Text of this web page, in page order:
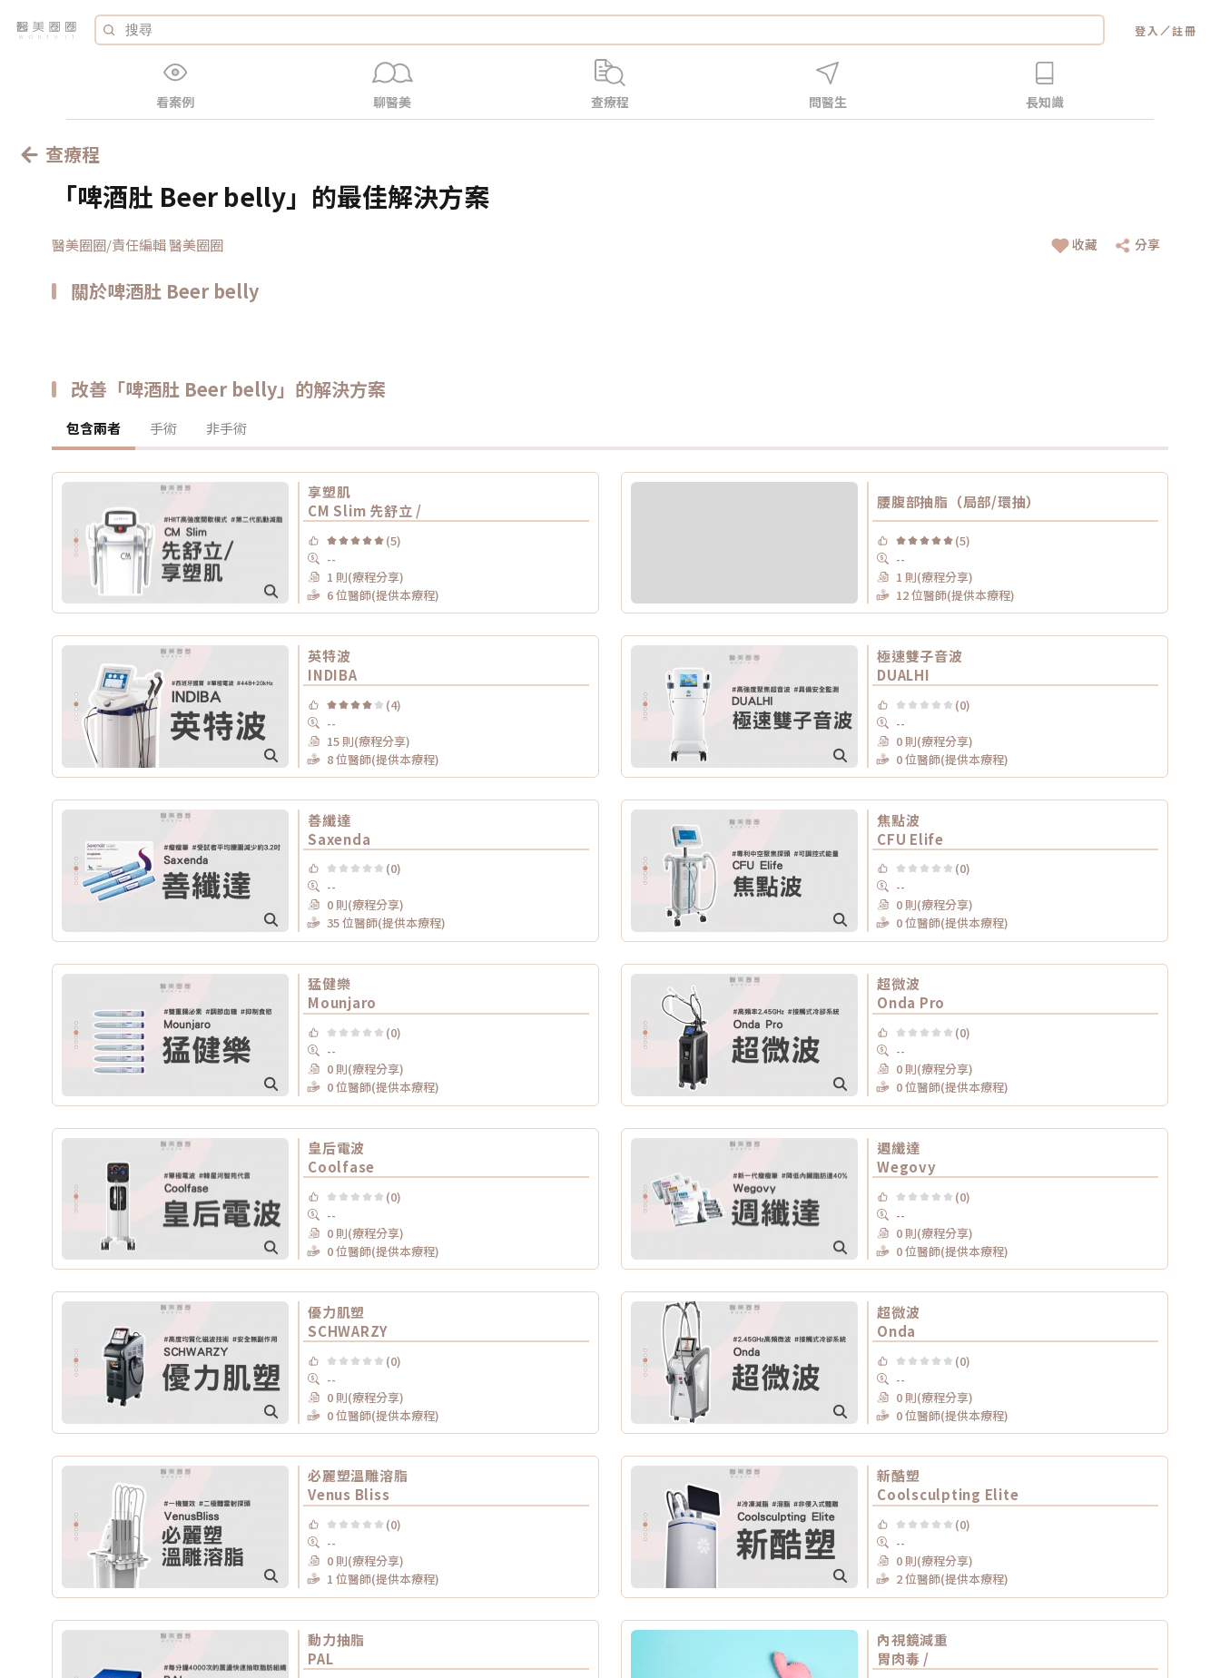
登入 ／註冊
看案例 聊醫美 查療程 問醫生 長知識
查療程
「啤酒肚 Beer belly」的最佳解決方案
醫美圈圈/責任編輯 醫美圈圈 收藏 分享
關於啤酒肚 Beer belly
改善「啤酒肚 Beer belly」的解決方案
包含兩者 手術 非手術
享塑肌
CM Slim 先舒立 /
(5)
--
1 則(療程分享)
6 位醫師(提供本療程)
腰腹部抽脂（局部/環抽）
(5)
--
1 則(療程分享)
12 位醫師(提供本療程)
英特波
INDIBA
(4)
--
15 則(療程分享)
8 位醫師(提供本療程)
極速雙子音波
DUALHI
(0)
--
0 則(療程分享)
0 位醫師(提供本療程)
善纖達
Saxenda
(0)
--
0 則(療程分享)
35 位醫師(提供本療程)
焦點波
CFU Elife
(0)
--
0 則(療程分享)
0 位醫師(提供本療程)
猛健樂
Mounjaro
(0)
--
0 則(療程分享)
0 位醫師(提供本療程)
超微波
Onda Pro
(0)
--
0 則(療程分享)
0 位醫師(提供本療程)
皇后電波
Coolfase
(0)
--
0 則(療程分享)
0 位醫師(提供本療程)
週纖達
Wegovy
(0)
--
0 則(療程分享)
0 位醫師(提供本療程)
優力肌塑
SCHWARZY
(0)
--
0 則(療程分享)
0 位醫師(提供本療程)
超微波
Onda
(0)
--
0 則(療程分享)
0 位醫師(提供本療程)
必麗塑溫雕溶脂
Venus Bliss
(0)
--
0 則(療程分享)
1 位醫師(提供本療程)
新酷塑
Coolsculpting Elite
(0)
--
0 則(療程分享)
2 位醫師(提供本療程)
動力抽脂
PAL
內視鏡減重
胃肉毒 /